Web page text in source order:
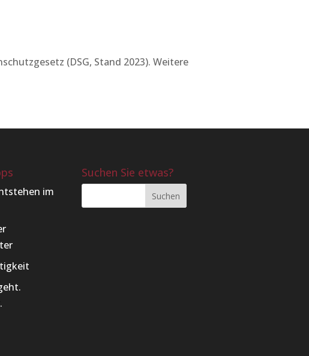
(DSG, Stand 2023). Weitere
im
Suchen Sie etwas?